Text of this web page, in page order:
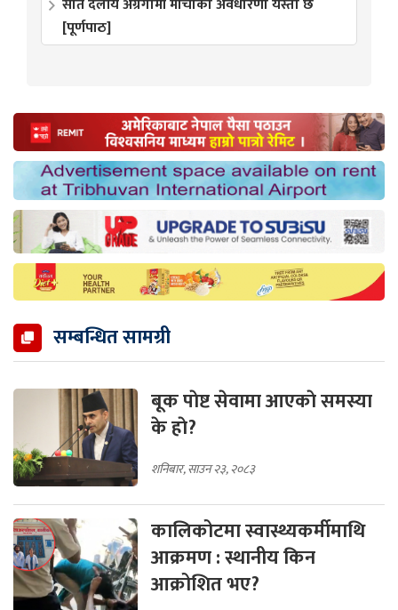
[पूर्णपाठ]
सम्बन्धित सामग्री
बूक पाेष्ट सेवामा आएकाे समस्या
के हाे?
शनिबार, साउन २३, २०८३
कालिकोटमा स्वास्थ्यकर्मीमाथि
आक्रमण : स्थानीय किन
आक्रोशित भए?